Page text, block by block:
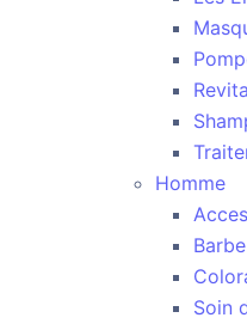
Homme
Soin